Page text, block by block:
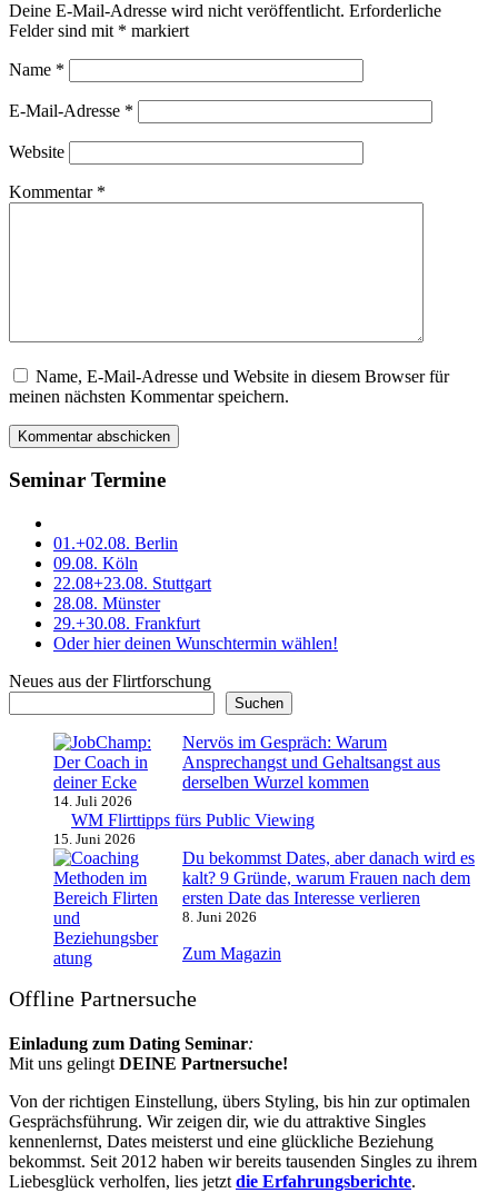
Deine E-Mail-Adresse wird nicht veröffentlicht. Erforderliche
Felder sind mit * markiert
Name *
E-Mail-Adresse *
Website
Kommentar *
Dieses
bitte
leer
lassen
Name, E-Mail-Adresse und Website in diesem Browser für
meinen nächsten Kommentar speichern.
Seminar Termine
01.+02.08. Berlin
09.08. Köln
22.08+23.08. Stuttgart
28.08. Münster
29.+30.08. Frankfurt
Oder hier deinen Wunschtermin wählen!
Neues aus der Flirtforschung
Suchen
Nervös im Gespräch: Warum
Ansprechangst und Gehaltsangst aus
derselben Wurzel kommen
14. Juli 2026
WM Flirttipps fürs Public Viewing
15. Juni 2026
Du bekommst Dates, aber danach wird es
kalt? 9 Gründe, warum Frauen nach dem
ersten Date das Interesse verlieren
8. Juni 2026
Zum Magazin
Offline Partnersuche
Einladung zum Dating Seminar:
Mit uns gelingt DEINE Partnersuche!
Von der richtigen Einstellung, übers Styling, bis hin zur optimalen
Gesprächsführung. Wir zeigen dir, wie du attraktive Singles
kennenlernst, Dates meisterst und eine glückliche Beziehung
bekommst. Seit 2012 haben wir bereits tausenden Singles zu ihrem
Liebesglück verholfen, lies jetzt die Erfahrungsberichte.